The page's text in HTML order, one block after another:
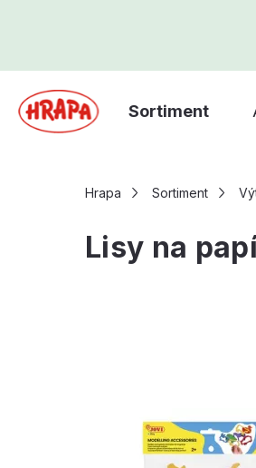
Sortiment
Hrapa Sortiment
Lisy na